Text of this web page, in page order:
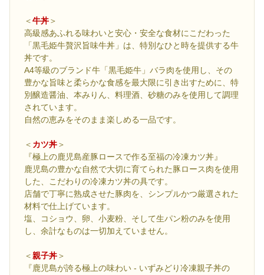
＜牛丼＞
高級感あふれる味わいと安心・安全な食材にこだわった
「黒毛姫牛贅沢旨味牛丼」は、特別なひと時を提供する牛
丼です。
A4等級のブランド牛「黒毛姫牛」バラ肉を使用し、その
豊かな旨味と柔らかな食感を最大限に引き出すために、特
別醸造醤油、本みりん、料理酒、砂糖のみを使用して調理
されています。
自然の恵みをそのまま楽しめる一品です。
＜ カツ丼＞
『極上の鹿児島産豚ロースで作る至福の冷凍カツ丼』
鹿児島の豊かな自然で大切に育てられた豚ロース肉を使用
した、こだわりの冷凍カツ丼の具です。
店舗で丁寧に熟成させた豚肉を、シンプルかつ厳選された
材料で仕上げています。
塩、コショウ、卵、小麦粉、そして生パン粉のみを使用
し、余計なものは一切加えていません。
＜親子丼＞
『鹿児島が誇る極上の味わい - いずみどり冷凍親子丼の